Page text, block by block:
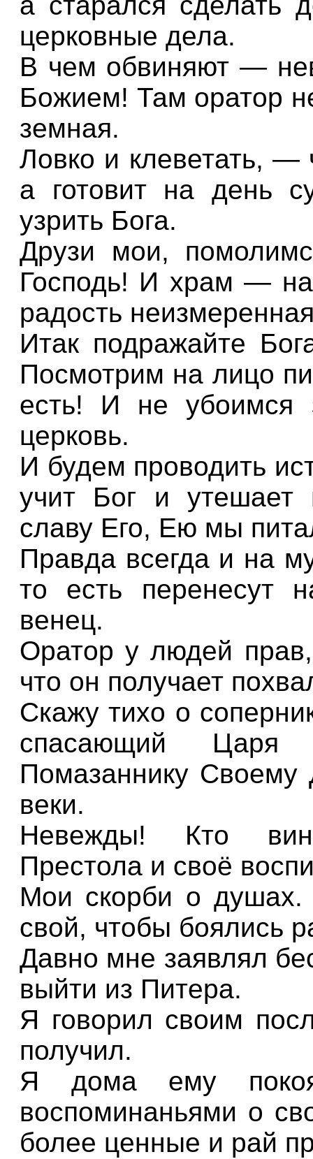
церковные дела.
В чем обвиняют —
Божием! Там оратор
земная.
Ловко и клеветать, —
а готовит на день
узрить Бога.
Друзи мои,
Господь! И храм —
радость
Итак подражайте
Посмотрим на лицо
есть! И не убоимся
церковь.
И будем проводить
учит Бог и
славу Его, Ею мы
Правда всегда и на
то есть перенесут
венец.
Оратор у людей
что он получает
Скажу тихо о
спасающий
Помазаннику Своему
веки.
Невежды! Кто
Престола и своё
Мои скорби о душах.
свой, чтобы боялись
Давно мне заявлял
выйти из Питера.
Я говорил своим
получил.
Я дома ему
воспоминаньями о
более ценные и рай